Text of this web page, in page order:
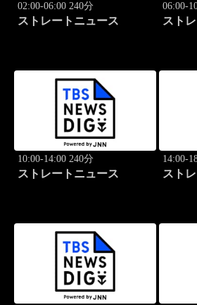
02:00-06:00 240分
ストレートニュース
06:00-
スト
10:00-14:00 240分
ストレートニュース
14:00-
スト